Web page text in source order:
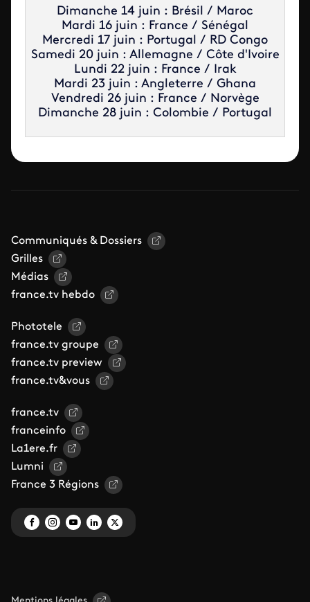
Dimanche 14 juin : Brésil / Maroc
Mardi 16 juin : France / Sénégal
Mercredi 17 juin : Portugal / RD Congo
Samedi 20 juin : Allemagne / Côte d'Ivoire
Lundi 22 juin : France / Irak
Mardi 23 juin : Angleterre / Ghana
Vendredi 26 juin : France / Norvège
Dimanche 28 juin : Colombie / Portugal
Communiqués & Dossiers
Grilles
Médias
france.tv hebdo
Phototele
france.tv groupe
france.tv preview
france.tv&vous
france.tv
franceinfo
La1ere.fr
Lumni
France 3 Régions